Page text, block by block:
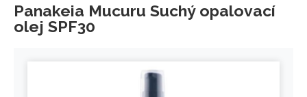
Panakeia Mucuru Suchý opalovací
olej SPF30